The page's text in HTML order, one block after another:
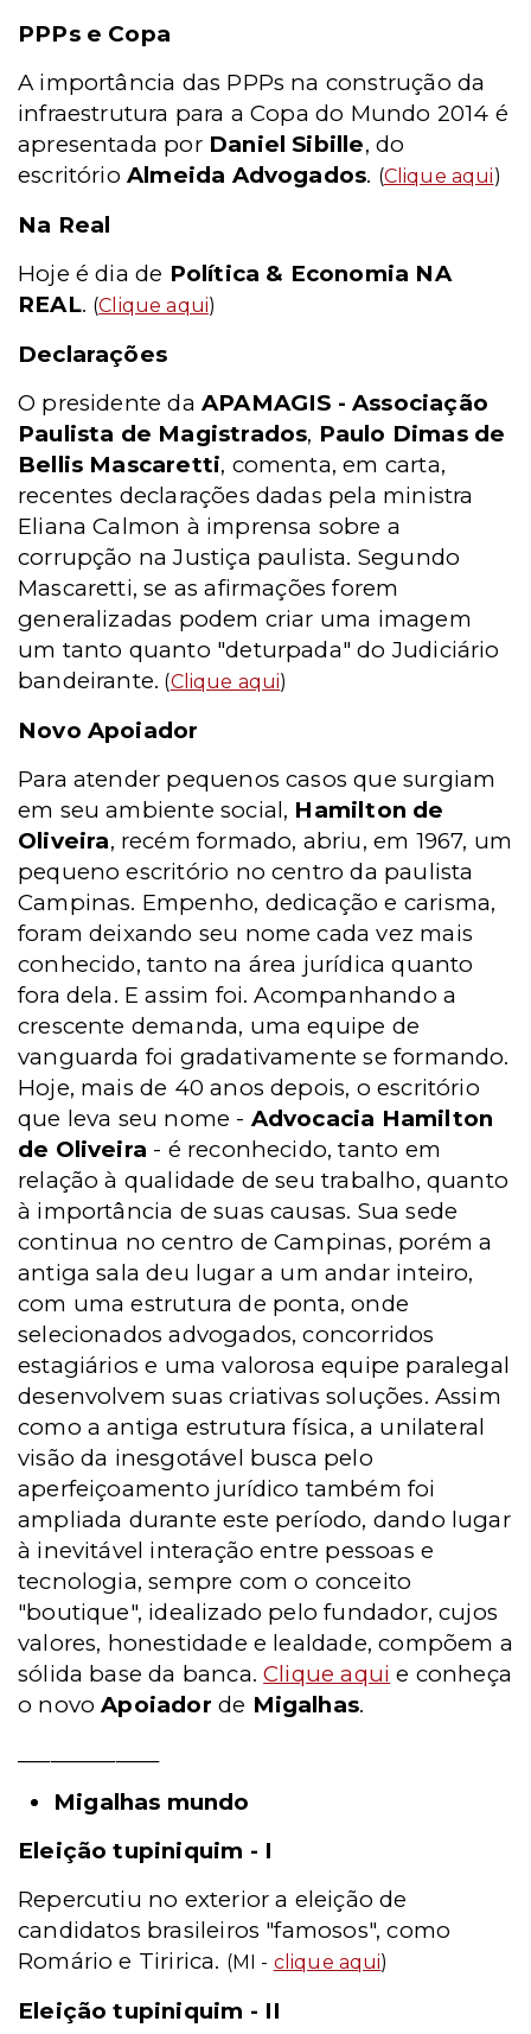
PPPs e Copa
A importância das PPPs na construção da
infraestrutura para a Copa do Mundo 2014 é
apresentada por Daniel Sibille, do
escritórioAlmeida Advogados. (Clique aqui)
Na Real
Hoje é dia de Política & Economia NA
REAL. (Clique aqui)
Declarações
O presidente da APAMAGIS - Associação
Paulista de Magistrados, Paulo Dimas de
Bellis Mascaretti, comenta, em carta,
recentes declarações dadas pela ministra
Eliana Calmon à imprensa sobre a
corrupção na Justiça paulista. Segundo
Mascaretti, se as afirmações forem
generalizadas podem criar uma imagem
um tanto quanto "deturpada" do Judiciário
bandeirante. (Clique aqui)
Novo Apoiador
Para atender pequenos casos que surgiam
em seu ambiente social, Hamilton de
Oliveira, recém formado, abriu, em 1967, um
pequeno escritório no centro da paulista
Campinas. Empenho, dedicação e carisma,
foram deixando seu nome cada vez mais
conhecido, tanto na área jurídica quanto
fora dela. E assim foi. Acompanhando a
crescente demanda, uma equipe de
vanguarda foi gradativamente se formando.
Hoje, mais de 40 anos depois, o escritório
que leva seu nome - Advocacia Hamilton
de Oliveira - é reconhecido, tanto em
relação à qualidade de seu trabalho, quanto
à importância de suas causas. Sua sede
continua no centro de Campinas, porém a
antiga sala deu lugar a um andar inteiro,
com uma estrutura de ponta, onde
selecionados advogados, concorridos
estagiários e uma valorosa equipe paralegal
desenvolvem suas criativas soluções. Assim
como a antiga estrutura física, a unilateral
visão da inesgotável busca pelo
aperfeiçoamento jurídico também foi
ampliada durante este período, dando lugar
à inevitável interação entre pessoas e
tecnologia, sempre com o conceito
"boutique", idealizado pelo fundador, cujos
valores, honestidade e lealdade, compõem a
sólida base da banca.Clique aqui e conheça
o novoApoiador de Migalhas.
Migalhas mundo
Eleição tupiniquim - I
Repercutiu no exterior a eleição de
candidatos brasileiros "famosos", como
Romário e Tiririca. (MI - clique aqui)
Eleição tupiniquim - II